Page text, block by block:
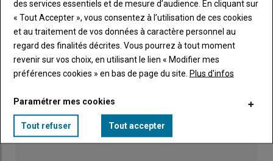
Tous " À la ferme c'est Marans ", avec les JA
31 juillet 2026
des services essentiels et de mesure d’audience. En cliquant sur
« Tout Accepter », vous consentez à l’utilisation de ces cookies
et au traitement de vos données à caractère personnel au
regard des finalités décrites. Vous pourrez à tout moment
revenir sur vos choix, en utilisant le lien « Modifier mes
préférences cookies » en bas de page du site. Plus d'infos
Paramétrer mes cookies
Tout refuser Tout accepter